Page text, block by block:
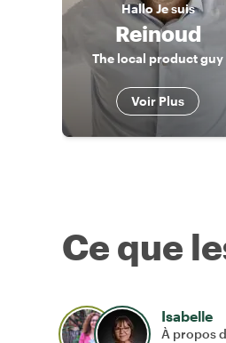
HalloJe suis
Reinoud
The local product guy
Voir Plus
Ce que
Isabelle
À propos